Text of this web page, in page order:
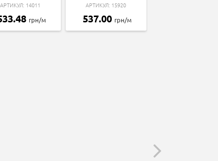
АРТИКУЛ: 14011
грн/м
АРТИКУЛ: 15920
537.00 грн/м